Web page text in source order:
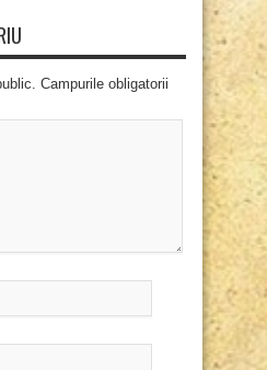
Campurile obligatorii